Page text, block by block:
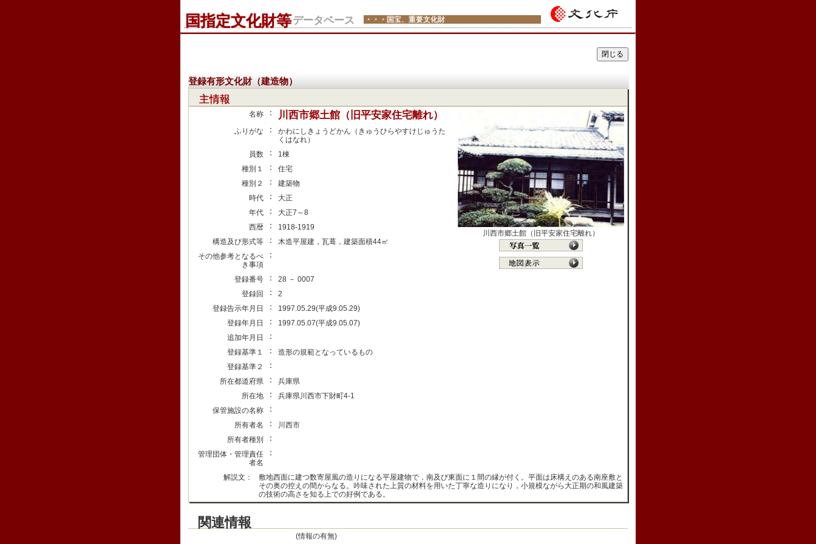
国指定文化財等データベース ・・・国宝、重要文化財
登録有形文化財（建造物）
主情報
名称 ： 川西市郷土館（旧平安家住宅離れ）
ふりがな ：
かわにしきょうどかん（きゅうひらやすけじゅうた
くはなれ）
員数
：
1棟
種別１
：
住宅
種別２
：
建築物
時代
：
大正
年代
：
大正7～8
西暦
：
1918-1919
構造及び形式等
：
木造平屋建，瓦葺，建築面積44㎡
その他参考となるべ
き事項
：
登録番号 ：
28 － 0007
登録回
：
2
登録告示年月日
：
1997.05.29(平成9.05.29)
登録年月日
：
1997.05.07(平成9.05.07)
追加年月日
：
登録基準１ ：
造形の規範となっているもの
登録基準２
：
所在都道府県 ：
兵庫県
所在地
：
兵庫県川西市下財町4-1
保管施設の名称
：
所有者名 ：
川西市
所有者種別
：
管理団体・管理責任
者名
：
川西市郷土館（旧平安家住宅離れ）
解説文：
敷地西面に建つ数寄屋風の造りになる平屋建物で，南及び東面に１間の縁が付く。平面は床構えのある南座敷と
その奥の控えの間からなる。吟味された上質の材料を用いた丁寧な造りになり，小規模ながら大正期の和風建築
の技術の高さを知る上での好例である。
関連情報
(情報の有無)